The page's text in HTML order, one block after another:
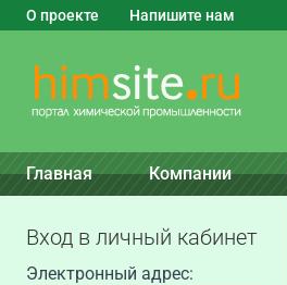
О проекте Напишите нам
Главная Компании
Вход в личный кабинет
Электронный адрес: